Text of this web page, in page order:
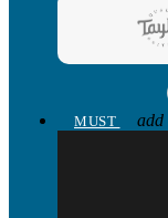
MUST
add